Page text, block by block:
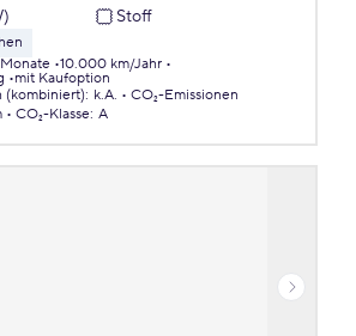
Stoff
10.000 km/Jahr
mit Kaufoption
(kombiniert): k.A.
CO₂-Emissionen
CO₂-Klasse: A